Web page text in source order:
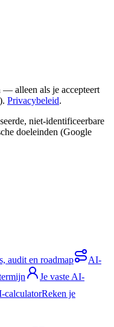
alleen als je accepteert
Privacybeleid.
niet-identificeerbare
doeleinden (Google
audit en roadmap
AI-
Je vaste AI-
calculatorReken je